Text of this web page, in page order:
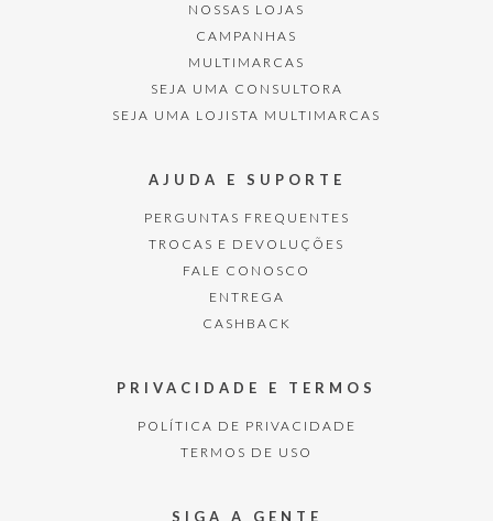
NOSSAS LOJAS
CAMPANHAS
MULTIMARCAS
SEJA UMA CONSULTORA
SEJA UMA LOJISTA MULTIMARCAS
AJUDA E SUPORTE
PERGUNTAS FREQUENTES
TROCAS E DEVOLUÇÕES
FALE CONOSCO
ENTREGA
CASHBACK
PRIVACIDADE E TERMOS
POLÍTICA DE PRIVACIDADE
TERMOS DE USO
SIGA A GENTE